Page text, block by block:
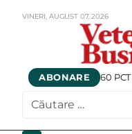
VINERI, AUGUST 07,2026
ABONARE 60 PCT